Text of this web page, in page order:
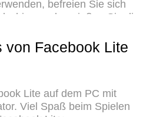
befreien Sie sich
und genießen Sie die
viel größeren Display.
Ihre App mit Tastatur und
nutzen. MEmu bietet Ihnen
Funktionen, die Sie erwartet
keine
durch Batterie, mobile
von Facebook Lite
Lite auf dem PC mit
Viel Spaß beim Spielen